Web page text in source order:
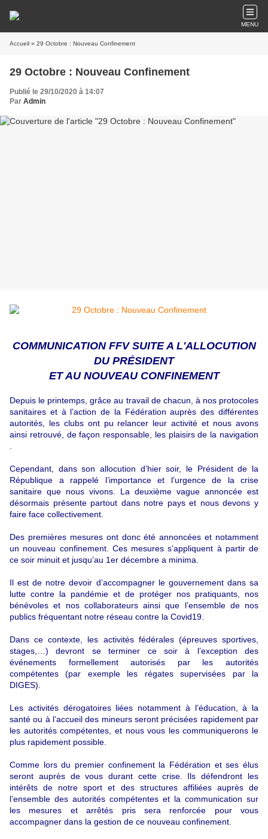
MENU
Accueil » 29 Octobre : Nouveau Confinement
29 Octobre : Nouveau Confinement
Publié le 29/10/2020 à 14:07
Par Admin
COMMUNICATION FFV SUITE A L'ALLOCUTION
DU PRÉSIDENT
ET AU NOUVEAU CONFINEMENT
Depuis le printemps, grâce au travail de chacun, à nos protocoles
sanitaires et à l’action de la Fédération auprès des différentes
autorités, les clubs ont pu relancer leur activité et nous avons
ainsi retrouvé, de façon responsable, les plaisirs de la navigation
Cependant, dans son allocution d’hier soir, le Président de la
République a rappelé l’importance et l’urgence de la crise
sanitaire que nous vivons. La deuxième vague annoncée est
désormais présente partout dans notre pays et nous devons y
faire face collectivement.
Des premières mesures ont donc été annoncées et notamment
un nouveau confinement. Ces mesures s’appliquent à partir de
ce soir minuit et jusqu’au 1er décembre a minima.
Il est de notre devoir d’accompagner le gouvernement dans sa
lutte contre la pandémie et de protéger nos pratiquants, nos
bénévoles et nos collaborateurs ainsi que l’ensemble de nos
publics fréquentant notre réseau contre la Covid19.
Dans ce contexte, les activités fédérales (épreuves sportives,
stages,…) devront se terminer ce soir à l’exception des
événements formellement autorisés par les autorités
compétentes (par exemple les régates supervisées par la
DIGES).
Les activités dérogatoires liées notamment à l’éducation, à la
santé ou à l’accueil des mineurs seront précisées rapidement par
les autorités compétentes, et nous vous les communiquerons le
plus rapidement possible.
Comme lors du premier confinement la Fédération et ses élus
seront auprès de vous durant cette crise. Ils défendront les
intérêts de notre sport et des structures affiliées auprès de
l’ensemble des autorités compétentes et la communication sur
les mesures et arrêtés pris sera renforcée pour vous
accompagner dans la gestion de ce nouveau confinement.